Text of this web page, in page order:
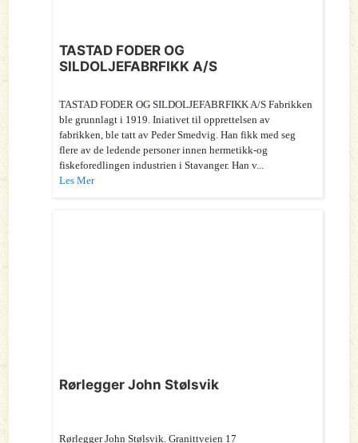
TASTAD FODER OG
SILDOLJEFABRFIKK A/S
TASTAD FODER OG SILDOLJEFABRFIKK A/S Fabrikken
ble grunnlagt i 1919. Iniativet til opprettelsen av
fabrikken, ble tatt av Peder Smedvig. Han fikk med seg
flere av de ledende personer innen hermetikk-og
fiskeforedlingen industrien i Stavanger. Han v...
Les Mer
Rørlegger John Stølsvik
Rørlegger John Stølsvik. Granittveien 17